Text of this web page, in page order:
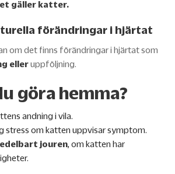
gäller katter.
förändringar i hjärtat
om det finns förändringar i hjärtat som
elleruppföljning.
göra hemma?
andning i vila.
stress om katten uppvisar symptom.
jouren, om katten har